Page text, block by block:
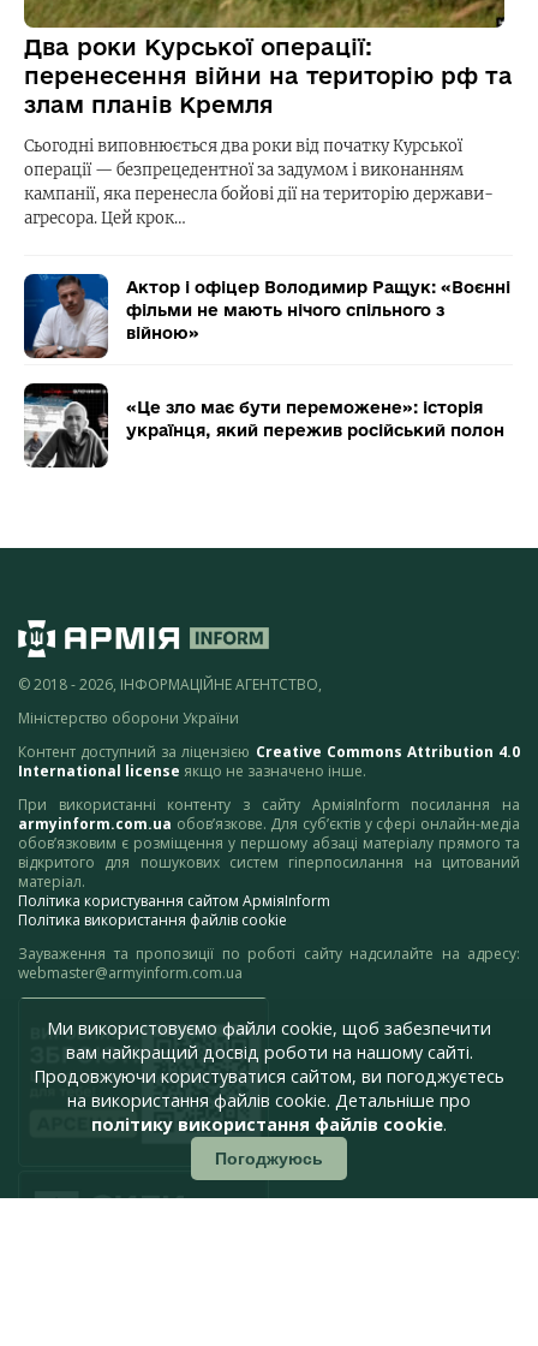
Два роки Курської операції:
перенесення війни на територію рф та
злам планів Кремля
Сьогодні виповнюється два роки від початку Курської
операції — безпрецедентної за задумом і виконанням
кампанії, яка перенесла бойові дії на територію держави-
агресора. Цей крок…
Актор і офіцер Володимир Ращук: «Воєнні
фільми не мають нічого спільного з
війною»
«Це зло має бути переможене»: історія
українця, який пережив російський полон
© 2018 - 2026, ІНФОРМАЦІЙНЕ АГЕНТСТВО,
Міністерство оборони України
Контент доступний за ліцензією Creative Commons Attribution 4.0
International license якщо не зазначено інше.
При використанні контенту з сайту АрміяInform посилання на
armyinform.com.ua обов’язкове. Для суб’єктів у сфері онлайн-медіа
обов’язковим є розміщення у першому абзаці матеріалу прямого та
відкритого для пошукових систем гіперпосилання на цитований
матеріал.
Політика користування сайтом АрміяInform
Політика використання файлів cookie
Зауваження та пропозиції по роботі сайту надсилайте на адресу:
webmaster@armyinform.com.ua
Ми використовуємо файли cookie, щоб забезпечити
вам найкращий досвід роботи на нашому сайті.
Продовжуючи користуватися сайтом, ви погоджуєтесь
на використання файлів cookie. Детальніше про
політику використання файлів cookie.
Погоджуюсь